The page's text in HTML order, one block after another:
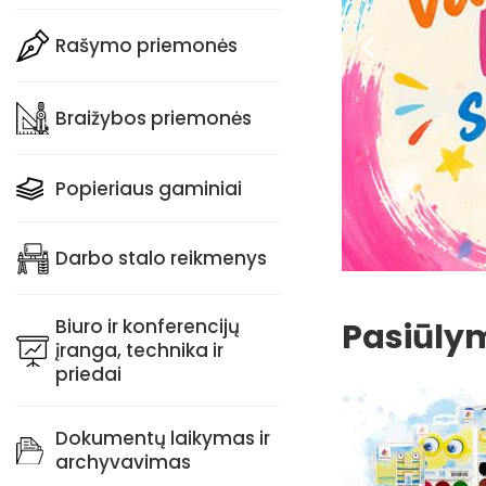
Rašymo priemonės
Braižybos priemonės
Popieriaus gaminiai
Darbo stalo reikmenys
Biuro ir konferencijų
įranga, technika ir
priedai
Dokumentų laikymas ir
archyvavimas
PLAČIAU